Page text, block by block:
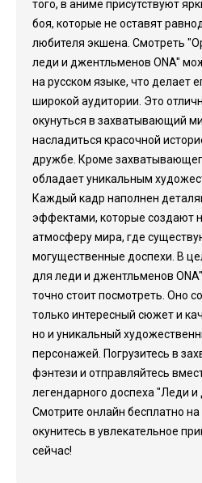
того, в аниме присутствуют
боя, которые не оставят
любителя экшена. Смотреть
леди и джентльменов ONA"
на русском языке, что делает
широкой аудитории. Это
окунуться в захватывающий
насладиться красочной
дружбе. Кроме
обладает уникальным
Каждый кадр наполнен
эффектами, которые создают
атмосферу мира, где
могущественные доспехи. В
для леди и джентльменов
точно стоит посмотреть. Оно
только интересный сюжет и
но и уникальный
персонажей. Погрузитесь в
фэнтези и отправляйтесь
легендарного доспеха "Леди
Смотрите онлайн бесплатно на
окунитесь в увлекательное
сейчас!